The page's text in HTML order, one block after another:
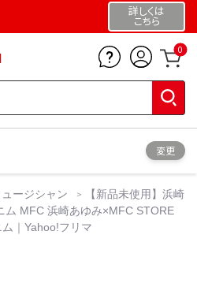
詳しくは
こちら
0
変更
ュージシャン
【新品未使用】浜崎
ム MFC 浜崎あゆみ×MFC STORE
｜Yahoo!フリマ